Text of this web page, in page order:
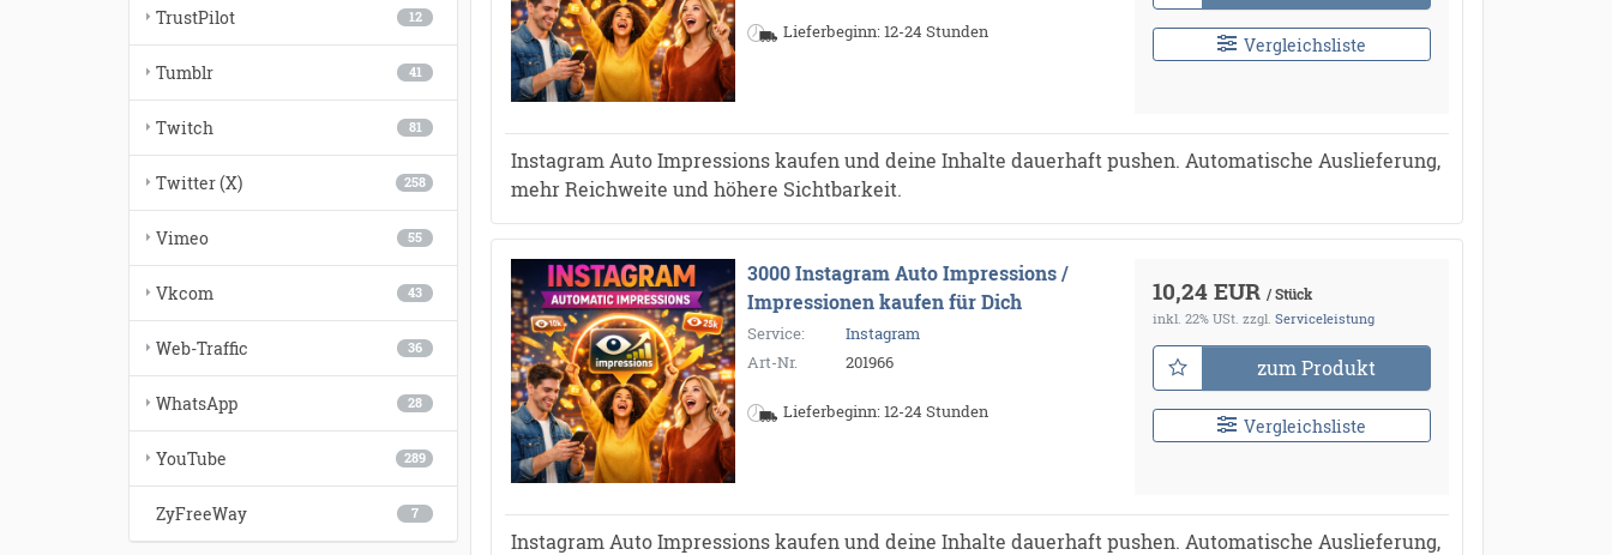
Lieferbeginn: 12-24 Stunden
Vergleichsliste
Instagram Auto Impressions kaufen und deine Inhalte dauerhaft pushen. Automatische Auslieferung,
mehr Reichweite und höhere Sichtbarkeit.
3000 Instagram Auto Impressions /
Impressionen kaufen für Dich
Service:
Instagram
Art-Nr.
201966
Lieferbeginn: 12-24 Stunden
10,24 EUR / Stück
inkl. 22% USt. zzgl. Serviceleistung
zum Produkt
Vergleichsliste
Instagram Auto Impressions kaufen und deine Inhalte dauerhaft pushen. Automatische Auslieferung,
12
TrustPilot
41
Tumblr
81
Twitch
258
Twitter (X)
55
Vimeo
43
Vkcom
36
Web-Traffic
28
WhatsApp
289
YouTube
7
ZyFreeWay